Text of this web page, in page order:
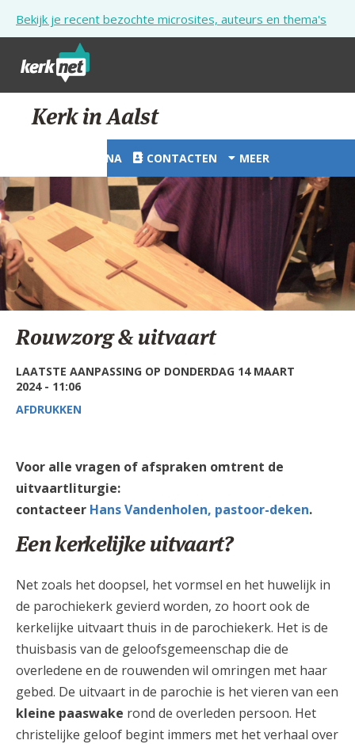
Bekijk je recent bezochte microsites, auteurs en thema's
STARTPAGINA
KERK
VIERINGEN
SHOP
ZOEKEN
HULP
STARTPAGINA PORTAAL
MIJN PAROCHIE
AANMELDEN OF REGISTREREN
Kerk in Aalst
STARTPAGINA CONTACTEN MEER
Rouwzorg & uitvaart
LAATSTE AANPASSING OP DONDERDAG 14 MAART
2024 - 11:06
AFDRUKKEN
Voor alle vragen of afspraken omtrent de
uitvaartliturgie:
contacteer Hans Vandenholen, pastoor-deken.
Een kerkelijke uitvaart?
Net zoals het doopsel, het vormsel en het huwelijk in
de parochiekerk gevierd worden, zo hoort ook de
kerkelijke uitvaart thuis in de parochiekerk. Het is de
thuisbasis van de geloofsgemeenschap die de
overledene en de rouwenden wil omringen met haar
gebed. De uitvaart in de parochie is het vieren van een
kleine paaswake rond de overleden persoon. Het
christelijke geloof begint immers met het verhaal over